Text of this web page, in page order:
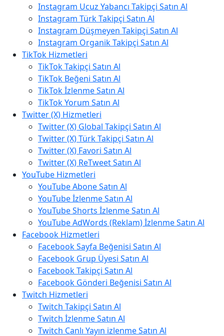
Instagram Ucuz Yabancı Takipçi Satın Al
Instagram Türk Takipçi Satın Al
Instagram Düşmeyen Takipçi Satın Al
Instagram Organik Takipçi Satın Al
TikTok Hizmetleri
TikTok Takipçi Satın Al
TikTok Beğeni Satın Al
TikTok İzlenme Satın Al
TikTok Yorum Satın Al
Twitter (X) Hizmetleri
Twitter (X) Global Takipçi Satın Al
Twitter (X) Türk Takipçi Satın Al
Twitter (X) Favori Satın Al
Twitter (X) ReTweet Satın Al
YouTube Hizmetleri
YouTube Abone Satın Al
YouTube İzlenme Satın Al
YouTube Shorts İzlenme Satın Al
YouTube AdWords (Reklam) İzlenme Satın Al
Facebook Hizmetleri
Facebook Sayfa Beğenisi Satın Al
Facebook Grup Üyesi Satın Al
Facebook Takipçi Satın Al
Facebook Gönderi Beğenisi Satın Al
Twitch Hizmetleri
Twitch Takipçi Satın Al
Twitch İzlenme Satın Al
Twitch Canlı Yayın izlenme Satın Al